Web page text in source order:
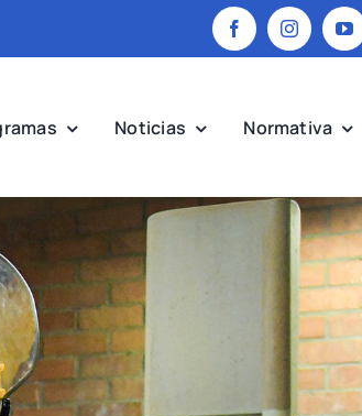
Noticias Normativa